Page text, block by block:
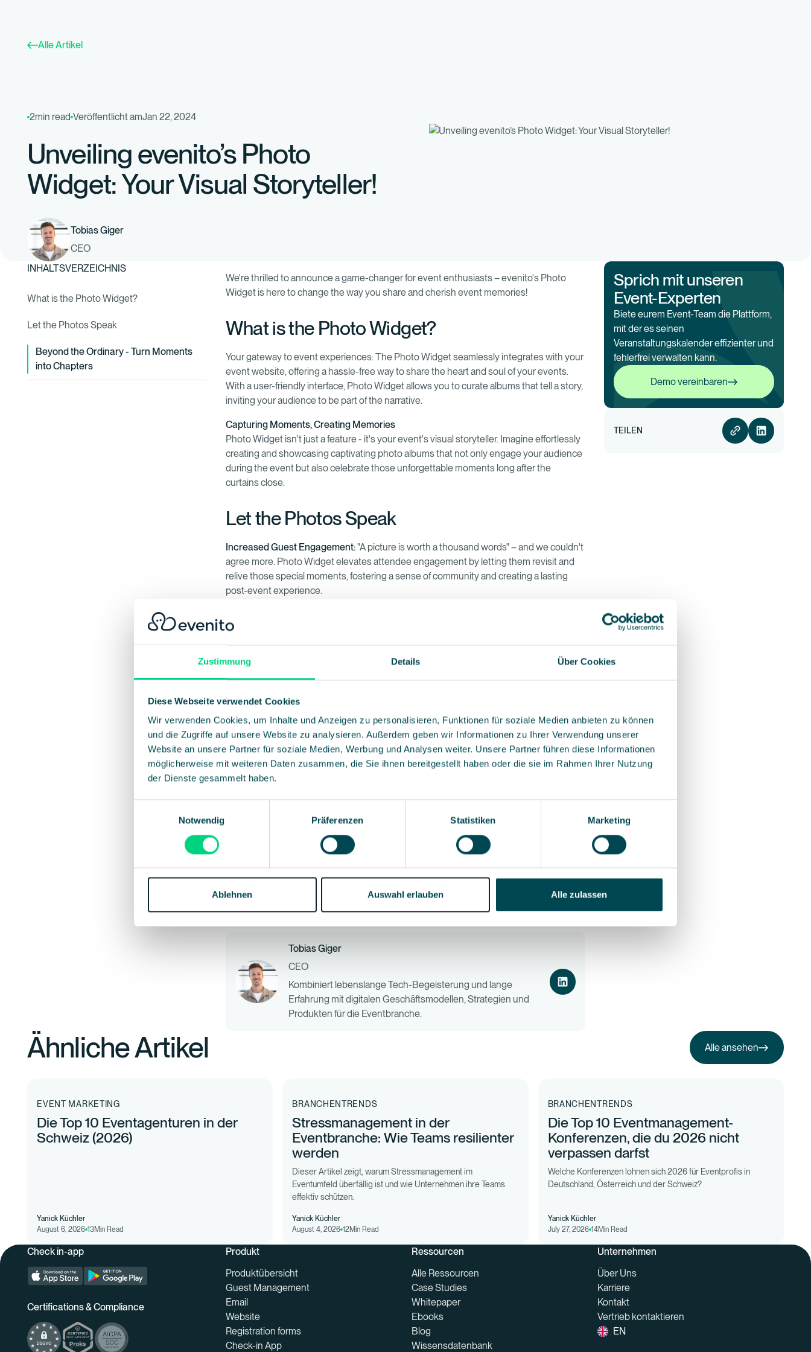
Zustimmung Details Über Cookies
Diese Webseite verwendet Cookies
Wir verwenden Cookies, um Inhalte und Anzeigen zu personalisieren, Funktionen für soziale Medien anbieten zu können
und die Zugriffe auf unsere Website zu analysieren. Außerdem geben wir Informationen zu Ihrer Verwendung unserer
Website an unsere Partner für soziale Medien, Werbung und Analysen weiter. Unsere Partner führen diese Informationen
möglicherweise mit weiteren Daten zusammen, die Sie ihnen bereitgestellt haben oder die sie im Rahmen Ihrer Nutzung
der Dienste gesammelt haben.
Notwendig
Präferenzen Statistiken Marketing
Ablehnen Auswahl erlauben Alle zulassen
Alle Artikel
2min read Veröffentlicht amJan 22, 2024
Unveiling evenito’s Photo
Widget: Your Visual Storyteller!
Tobias Giger
CEO
INHALTSVERZEICHNIS
What is the Photo Widget?
Let the Photos Speak
Beyond the Ordinary - Turn Moments
into Chapters
We're thrilled to announce a game-changer for event enthusiasts – evenito's Photo
Widget is here to change the way you share and cherish event memories!
What is the Photo Widget?
Your gateway to event experiences: The Photo Widget seamlessly integrates with your
event website, offering a hassle-free way to share the heart and soul of your events.
With a user-friendly interface, Photo Widget allows you to curate albums that tell a story,
inviting your audience to be part of the narrative.
Capturing Moments, Creating Memories
Photo Widget isn't just a feature - it's your event's visual storyteller. Imagine effortlessly
creating and showcasing captivating photo albums that not only engage your audience
during the event but also celebrate those unforgettable moments long after the
curtains close.
Let the Photos Speak
Increased Guest Engagement:"A picture is worth a thousand words" – and we couldn't
agree more. Photo Widget elevates attendee engagement by letting them revisit and
relive those special moments, fostering a sense of community and creating a lasting
post-event experience.
storyteller you've been waiting for. Craft visually stunning event recaps effortlessly and
let your photos narrate the tale. With Photo Widget, every snapshot becomes a chapter
in your event's unique story.
Streamlined Website Integration:No more wrestling with website integrations. Photo
Widget offers an intuitive drag & drop interface, allowing you to effortlessly showcase
the visual feast you've prepared.
Beyond the Ordinary - Turn Moments into
Chapters
of your event's tale. It's not just about photos; it's about creating an immersive
experience that resonates with your audience.
Your story begins here!
Tobias Giger
CEO
Kombiniert lebenslange Tech-Begeisterung und lange
Erfahrung mit digitalen Geschäftsmodellen, Strategien und
Produkten für die Eventbranche.
Sprich mit unseren
Event-Experten
Biete eurem Event-Team die Plattform,
mit der es seinen
Veranstaltungskalender effizienter und
fehlerfrei verwalten kann.
Demo vereinbaren
Demo vereinbaren
TEILEN
Ähnliche Artikel
Alle ansehen
Alle ansehen
EVENT MARKETING
Die Top 10 Eventagenturen in der
Schweiz (2026)
Yanick Küchler
August 6, 2026 13Min Read
BRANCHENTRENDS
Stressmanagement in der
Eventbranche: Wie Teams resilienter
werden
Dieser Artikel zeigt, warum Stressmanagement im
Eventumfeld überfällig ist und wie Unternehmen ihre Teams
effektiv schützen.
Yanick Küchler
August 4, 2026 12Min Read
BRANCHENTRENDS
Die Top 10 Eventmanagement-
Konferenzen, die du 2026 nicht
verpassen darfst
Welche Konferenzen lohnen sich 2026 für Eventprofis in
Deutschland, Österreich und der Schweiz?
Yanick Küchler
July 27, 2026 14Min Read
Check in-app
Certifications & Compliance
Produkt
Produktübersicht
Guest Management
Email
Website
Registration forms
Check-in App
Ressourcen
Alle Ressourcen
Case Studies
Whitepaper
Ebooks
Blog
Wissensdatenbank
Unternehmen
Über Uns
Karriere
Kontakt
Vertrieb kontaktieren
EN